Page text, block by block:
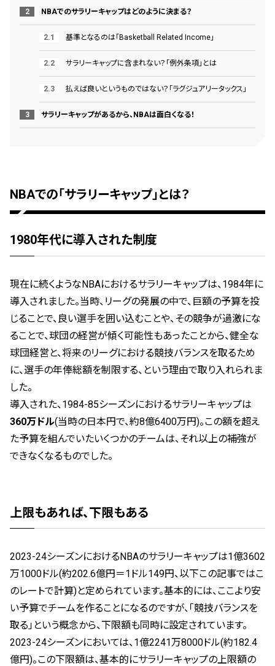
NBAでのサラリーキャップはどのように決まる？
基準となるのは「Basketball Related Income」
サラリーキャップに含まれない？「例外条項」とは
払えば良いというものではない？「ラグジュアリータックス」
サラリーキャップがあるから、NBAは面白くなる！
NBAでの「サラリーキャップ」とは？
1980年代に導入された制度
現在に続くようなNBAにおけるサラリーキャップは、1984年に
導入されました。当時、リーグの発展の中で、巨額の予算を投
じることで、良い選手を囲い込むことや、その競争が過激にな
ることで、球団の経営が傾く可能性もあったことから、健全な
球団経営と、将来のリーグにおける競技バランスを取るため
に、選手の年俸総額を制限する、という理由で取り入れられま
した。
導入された、1984-85シーズンにおけるサラリーキャップは
360万ドル(当時の日本円で、約8億6400万円)。この額を超え
た予算を組んでいたいくつかのチームは、それ以上の補強が
できなくなるものでした。
上限もあれば、下限もある
2023-24シーズンにおけるNBAのサラリーキャップは1億3602
万1000ドル(約202.6億円＝1ドル149円、以下この記事ではこ
のレートで計算)と定められています。基本的には、ここより安
い予算でチームを作ることになるのですが、「競技バランスを
取る」という概念から、下限額も同時に設定されています。
2023-24シーズンにおいては、1億2241万8000ドル(約182.4
億円)。この下限額は、基本的にサラリーキャップの上限額の